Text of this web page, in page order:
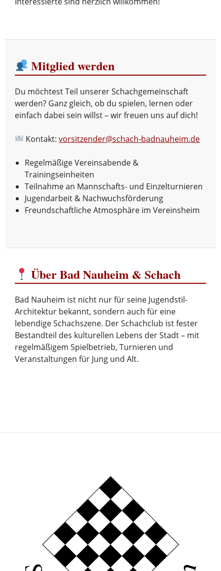
Mitglied werden
Du möchtest Teil unserer Schachgemeinschaft
werden? Ganz gleich, ob du spielen, lernen oder
einfach dabei sein willst – wir freuen uns auf dich!
Kontakt:vorsitzender@schach-badnauheim.de
Regelmäßige Vereinsabende &
Trainingseinheiten
Teilnahme an Mannschafts- und Einzelturnieren
Jugendarbeit & Nachwuchsförderung
Freundschaftliche Atmosphäre im Vereinsheim
Über Bad Nauheim & Schach
Bad Nauheim ist nicht nur für seine Jugendstil-
Architektur bekannt, sondern auch für eine
lebendige Schachszene. Der Schachclub ist fester
Bestandteil des kulturellen Lebens der Stadt – mit
regelmäßigem Spielbetrieb, Turnieren und
Veranstaltungen für Jung und Alt.